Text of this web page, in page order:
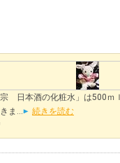
日本酒の化粧水」は500ｍ
ま...
続きを読む